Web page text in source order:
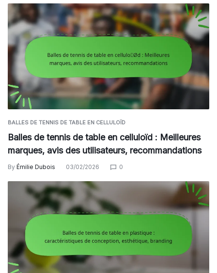
BALLES DE TENNIS DE TABLE EN CELLULOÏD
Balles de tennis de table en celluloïd : Meilleures
marques, avis des utilisateurs, recommandations
By Émilie Dubois 03/02/2026 0